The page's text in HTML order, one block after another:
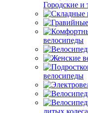
Городские и
велосипеды
велосипеды
литых